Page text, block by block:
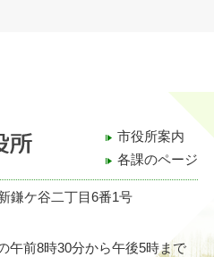
市役所案内
各課のページ
鎌ケ谷二丁目6番1号
午前8時30分から午後5時まで